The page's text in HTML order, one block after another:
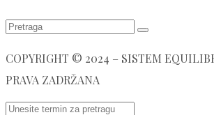
COPYRIGHT © 2024 – SISTEM
PRAVA ZADRŽANA